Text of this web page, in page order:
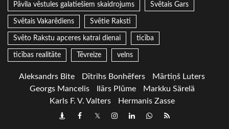
Pāvila vēstules galatiešiem skaidrojums Svētais Gars
Svētais Vakarēdiens Svētie Raksti
Svēto Rakstu apceres katrai dienai ticība
ticības realitāte Tēvreize velns
Aleksandrs Bite Dītrihs Bonhēfers
Mārtiņš Luters
Georgs Mancelis
Ilārs Plūme
Markku Särelä
Karls F. V. Valters
Hermanis Zasse
DraugiemFacebook
TwitterInstagram
LinkedInwhatsapp
RSS